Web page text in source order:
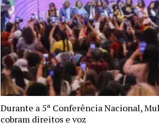
Durante a 5ª Conferência Nacional,
cobram direitos e voz